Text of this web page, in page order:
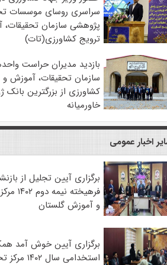
سراسری روسای موسسات
پژوهشی سازمان
ترویج کشاورزی(تات)
بازدید مدیران حراست
سازمان تحقیقات، آموزش و
کشاورزی از بزرگترین بانک
خاورمیانه
اخبار عمومی
برگزاری آیین تجلیل از
فرهیخته
و آموزش گلستان
برگزاری آیین خوش آمد
استخدامی